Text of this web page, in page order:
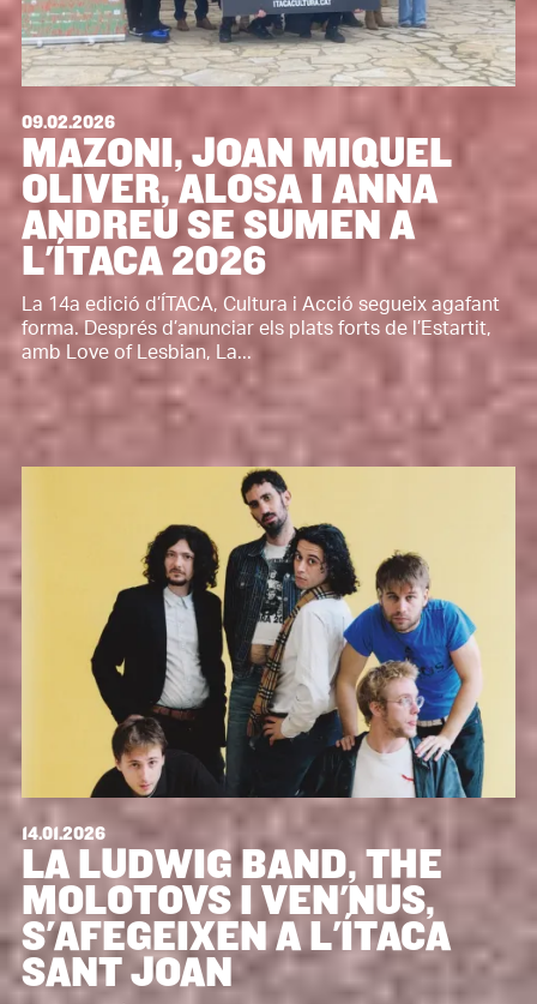
09.02.2026
MAZONI, JOAN MIQUEL
OLIVER, ALOSA I ANNA
ANDREU SE SUMEN A
L'ÍTACA 2026
La 14a edició d’ÍTACA, Cultura i Acció segueix agafant
forma. Després d’anunciar els plats forts de l’Estartit,
amb Love of Lesbian, La...
14.01.2026
LA LUDWIG BAND, THE
MOLOTOVS I VEN'NUS,
S'AFEGEIXEN A L'ÍTACA
SANT JOAN